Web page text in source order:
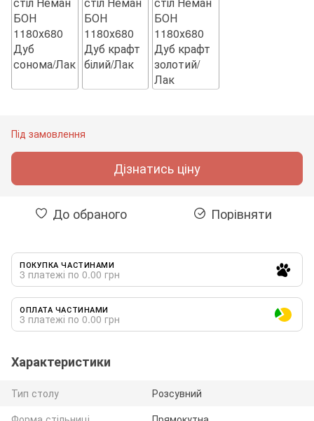
Під замовлення
Дізнатись ціну
До обраного Порівняти
ПОКУПКА ЧАСТИНАМИ
3 платежі по 0.00 грн
ОПЛАТА ЧАСТИНАМИ
3 платежі по 0.00 грн
Характеристики
Тип столу
Розсувний